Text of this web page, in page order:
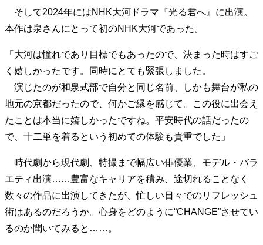
そして2024年にはNHK大河ドラマ『光る君へ』に出演。
本作は泉さんにとって初のNHK大河であった。
「大河は憧れであり目標でもあったので、決まった時はすご
く嬉しかったです。同時にとても緊張しました。
演じたのが和泉式部で自分と同じ名前、しかも舞台が私の
地元の京都だったので、何かご縁を感じて。この役に出会え
たことは本当に嬉しかったですね。平安時代の話だったの
で、十二単を着るという初めての体験も貴重でした」
時代劇から現代劇、特撮まで幅広い俳優業、モデル・バラ
エティ出演……豊富なキャリアを積み、途切れることなく
数々の作品に出演してきたが、忙しい日々でのリフレッシュ
術はあるのだろうか。心身をどのように“CHANGE”させてい
るのか聞いてみると……。